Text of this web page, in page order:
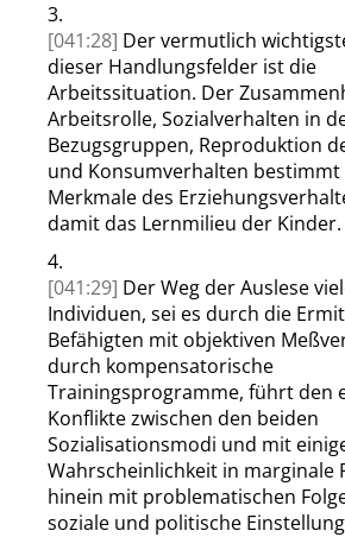
3.
[041:28] Der vermutlich
dieser Handlungsfelder ist die
Arbeitssituation. Der
Arbeitsrolle, Sozialverhalten in
Bezugsgruppen, Reproduktion
und Konsumverhalten bestimmt
Merkmale des
damit das Lernmilieu der Kinder.
4.
[041:29] Der Weg der Auslese
Individuen, sei es durch die
Befähigten mit objektiven
durch kompensatorische
Trainingsprogramme, führt den
Konflikte zwischen den beiden
Sozialisationsmodi und mit
Wahrscheinlichkeit in marginale
hinein mit problematischen
soziale und politische